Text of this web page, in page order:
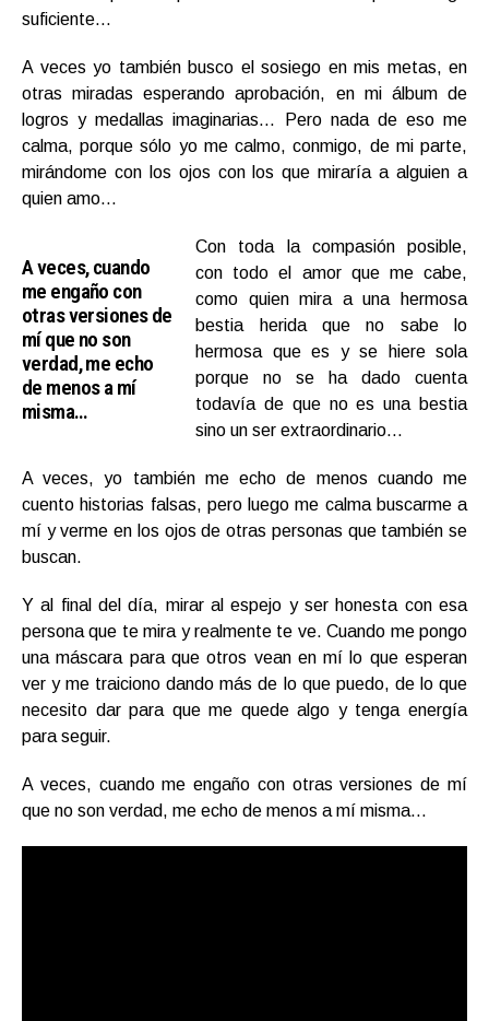
suficiente…
A veces yo también busco el sosiego en mis metas, en
otras miradas esperando aprobación, en mi álbum de
logros y medallas imaginarias… Pero nada de eso me
calma, porque sólo yo me calmo, conmigo, de mi parte,
mirándome con los ojos con los que miraría a alguien a
quien amo…
A veces, cuando
me engaño con
otras versiones de
mí que no son
verdad, me echo
de menos a mí
misma…
Con toda la compasión posible,
con todo el amor que me cabe,
como quien mira a una hermosa
bestia herida que no sabe lo
hermosa que es y se hiere sola
porque no se ha dado cuenta
todavía de que no es una bestia
sino un ser extraordinario…
A veces, yo también me echo de menos cuando me
cuento historias falsas, pero luego me calma buscarme a
mí y verme en los ojos de otras personas que también se
buscan.
Y al final del día, mirar al espejo y ser honesta con esa
persona que te mira y realmente te ve. Cuando me pongo
una máscara para que otros vean en mí lo que esperan
ver y me traiciono dando más de lo que puedo, de lo que
necesito dar para que me quede algo y tenga energía
para seguir.
A veces, cuando me engaño con otras versiones de mí
que no son verdad, me echo de menos a mí misma…